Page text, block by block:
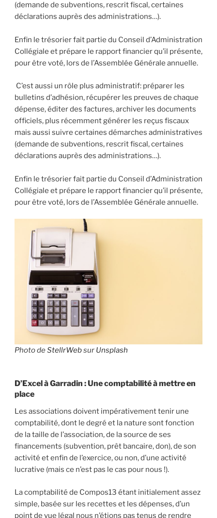
(demande de subventions, rescrit fiscal, certaines
déclarations auprès des administrations…).
Enfin le trésorier fait partie du Conseil d’Administration
Collégiale et prépare le rapport financier qu’il présente,
pour être voté, lors de l’Assemblée Générale annuelle.
C’est aussi un rôle plus administratif: préparer les
bulletins d’adhésion, récupérer les preuves de chaque
dépense, éditer des factures, archiver les documents
officiels, plus récemment générer les reçus fiscaux
mais aussi suivre certaines démarches administratives
(demande de subventions, rescrit fiscal, certaines
déclarations auprès des administrations…).
Enfin le trésorier fait partie du Conseil d’Administration
Collégiale et prépare le rapport financier qu’il présente,
pour être voté, lors de l’Assemblée Générale annuelle.
Photo deStellrWebsur Unsplash
D’Excel à Garradin : Une comptabilité à mettre en
place
Les associations doivent impérativement tenir une
comptabilité, dont le degré et la nature sont fonction
de la taille de l’association, de la source de ses
financements (subvention, prêt bancaire, don), de son
activité et enfin de l’exercice, ou non, d’une activité
lucrative (mais ce n’est pas le cas pour nous !).
La comptabilité de Compos13 étant initialement assez
simple, basée sur les recettes et les dépenses, d’un
point de vue légal nous n’étions pas tenus de rendre